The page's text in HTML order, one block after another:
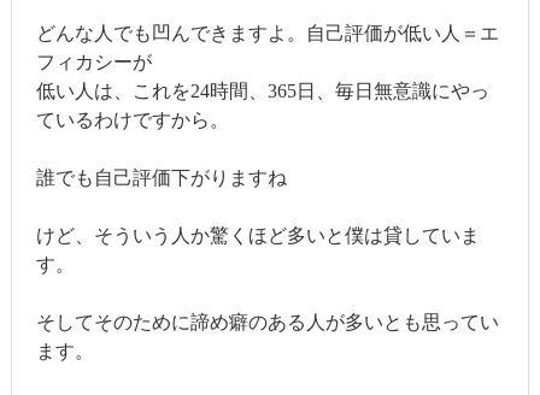
どんな人でも凹んできますよ。自己評価が低い人＝エ
フィカシーが
低い人は、これを24時間、365日、毎日無意識にやっ
ているわけですから。
誰でも自己評価下がりますね
けど、そういう人か驚くほど多いと僕は貸していま
す。
そしてそのために諦め癖のある人が多いとも思ってい
ます。